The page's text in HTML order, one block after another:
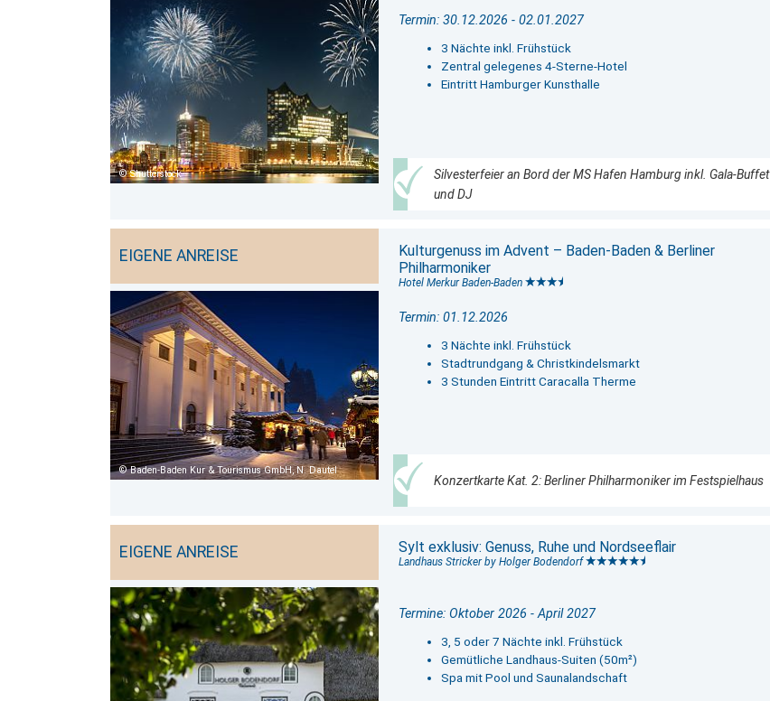
Shutterstock
Termin: 30.12.2026 - 02.01.2027
3 Nächte inkl. Frühstück
Zentral gelegenes 4-Sterne-Hotel
Eintritt Hamburger Kunsthalle
Silvesterfeier an Bord der MS Hafen Hamburg inkl. Gala-Buffet
und DJ
EIGENE ANREISE
Baden-Baden Kur & Tourismus GmbH, N. Dautel
Kulturgenuss im Advent – Baden-Baden & Berliner
Philharmoniker
Hotel Merkur Baden-Baden
Termin: 01.12.2026
3 Nächte inkl. Frühstück
Stadtrundgang & Christkindelsmarkt
3 Stunden Eintritt Caracalla Therme
Konzertkarte Kat. 2: Berliner Philharmoniker im Festspielhaus
EIGENE ANREISE Sylt exklusiv: Genuss, Ruhe und Nordseeflair
Landhaus Stricker by Holger Bodendorf
Termine: Oktober 2026 - April 2027
3, 5 oder 7 Nächte inkl. Frühstück
Gemütliche Landhaus-Suiten (50m²)
Spa mit Pool und Saunalandschaft